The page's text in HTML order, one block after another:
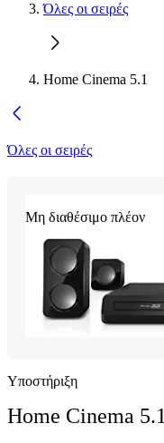
Όλες οι σειρές
Home Cinema 5.1
Όλες οι σειρές
Μη διαθέσιμο πλέον
Υποστήριξη
Home Cinema 5.1